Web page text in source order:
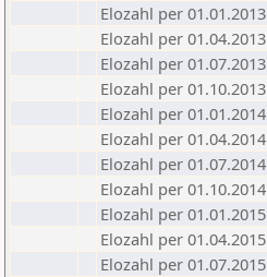
Elozahl per 01.01.2013
Elozahl per 01.04.2013
Elozahl per 01.07.2013
Elozahl per 01.10.2013
Elozahl per 01.01.2014
Elozahl per 01.04.2014
Elozahl per 01.07.2014
Elozahl per 01.10.2014
Elozahl per 01.01.2015
Elozahl per 01.04.2015
Elozahl per 01.07.2015